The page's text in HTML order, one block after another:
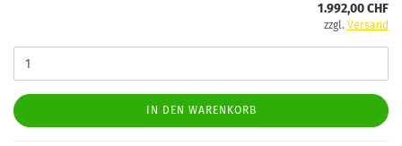
1.992,00 CHF
zzgl. Versand
IN DEN WARENKORB